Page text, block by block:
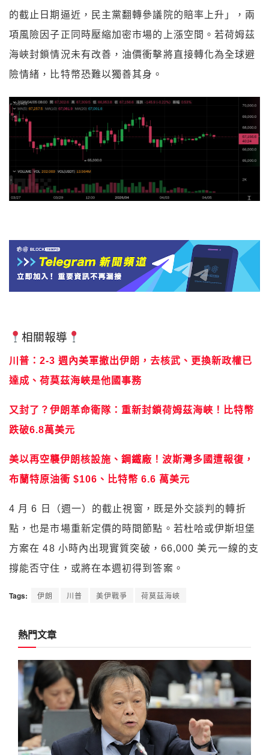
的截止日期逼近，民主黨翻轉參議院的賠率上升」，兩
項風險因子正同時壓縮加密市場的上漲空間。若荷姆茲
海峽封鎖情況未有改善，油價衝擊將直接轉化為全球避
險情緒，比特幣恐難以獨善其身。
相關報導
川普：2-3 週內美軍撤出伊朗，去核武、更換新政權已
達成、荷莫茲海峽是他國事務
又封了？伊朗革命衛隊：重新封鎖荷姆茲海峽！比特幣
跌破6.8萬美元
美以再空襲伊朗核設施、鋼鐵廠！波斯灣多國遭報復，
布蘭特原油衝 $106、比特幣 6.6 萬美元
4 月 6 日（週一）的截止視窗，既是外交談判的轉折
點，也是市場重新定價的時間節點。若杜哈或伊斯坦堡
方案在 48 小時內出現實質突破，66,000 美元一線的支
撐能否守住，或將在本週初得到答案。
Tags: 伊朗 川普 美伊戰爭 荷莫茲海峽
熱門文章